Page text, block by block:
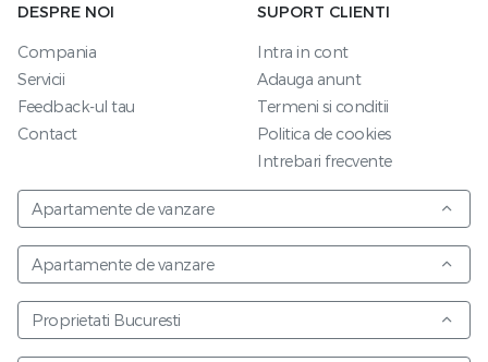
DESPRE NOI
Compania
Servicii
Feedback-ul tau
Contact
SUPORT CLIENTI
Intra in cont
Adauga anunt
Termeni si conditii
Politica de cookies
Intrebari frecvente
Apartamente de vanzare
Apartamente de vanzare
Proprietati Bucuresti